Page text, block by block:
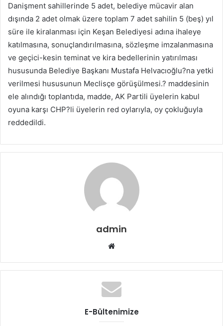
Danişment sahillerinde 5 adet, belediye mücavir alan
dışında 2 adet olmak üzere toplam 7 adet sahilin 5 (beş) yıl
süre ile kiralanması için Keşan Belediyesi adına ihaleye
katılmasına, sonuçlandırılmasına, sözleşme imzalanmasına
ve geçici-kesin teminat ve kira bedellerinin yatırılması
hususunda Belediye Başkanı Mustafa Helvacıoğlu?na yetki
verilmesi hususunun Meclisçe görüşülmesi.? maddesinin
ele alındığı toplantıda, madde, AK Partili üyelerin kabul
oyuna karşı CHP?li üyelerin red oylarıyla, oy çokluğuyla
reddedildi.
admin
Web
E-Bültenimize